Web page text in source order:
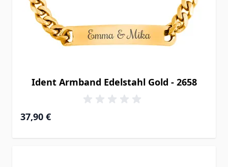
Ident Armband Edelstahl Gold - 2658
37,90 €